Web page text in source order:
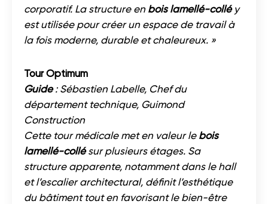
corporatif. La structure en bois lamellé-colléy
est utilisée pour créer un espace de travail à
la fois moderne, durable et chaleureux. »
Tour Optimum
Guide: Sébastien Labelle, Chef du
département technique, Guimond
Construction
Cette tour médicale met en valeur le bois
lamellé-collésur plusieurs étages. Sa
structure apparente, notamment dans le hall
et l’escalier architectural, définit l’esthétique
du bâtiment tout en favorisant le bien-être